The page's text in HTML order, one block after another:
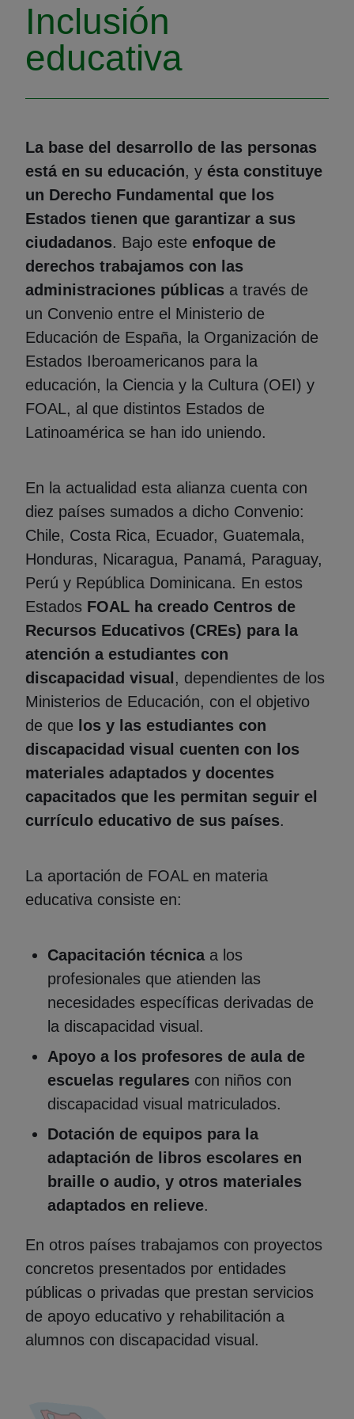
Inclusión
educativa
La base del desarrollo de las personas
está en su educación, y ésta constituye
un Derecho Fundamental que los
Estados tienen que garantizar a sus
ciudadanos. Bajo este enfoque de
derechos trabajamos con las
administraciones públicas a través de
un Convenio entre el Ministerio de
Educación de España, la Organización de
Estados Iberoamericanos para la
educación, la Ciencia y la Cultura (OEI) y
FOAL, al que distintos Estados de
Latinoamérica se han ido uniendo.
En la actualidad esta alianza cuenta con
diez países sumados a dicho Convenio:
Chile, Costa Rica, Ecuador, Guatemala,
Honduras, Nicaragua, Panamá, Paraguay,
Perú y República Dominicana. En estos
Estados FOAL ha creado Centros de
Recursos Educativos (CREs) para la
atención a estudiantes con
discapacidad visual, dependientes de los
Ministerios de Educación, con el objetivo
de que los y las estudiantes con
discapacidad visual cuenten con los
materiales adaptados y docentes
capacitados que les permitan seguir el
currículo educativo de sus países.
La aportación de FOAL en materia
educativa consiste en:
Capacitación técnica a los
profesionales que atienden las
necesidades específicas derivadas de
la discapacidad visual.
Apoyo a los profesores de aula de
escuelas regulares con niños con
discapacidad visual matriculados.
Dotación de equipos para la
adaptación de libros escolares en
braille o audio, y otros materiales
adaptados en relieve.
En otros países trabajamos con proyectos
concretos presentados por entidades
públicas o privadas que prestan servicios
de apoyo educativo y rehabilitación a
alumnos con discapacidad visual.